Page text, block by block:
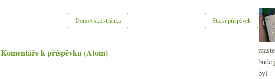
Starší příspěvek
Domovská stránka
Komentáře k příspěvku (Atom)
bude
byl –